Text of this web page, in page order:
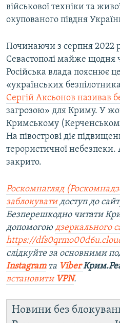
військової техніки та
окупованого півдня
Починаючи з серпня 2022
Севастополі майже щодня
Російська влада пояснює
«українських
Сергій Аксьонов називав
загрозою» для Криму. У
Кримському
На півострові діє
терористичної
закрито.
Роскомнагляд
заблокуватидоступ до
Безперешкодно читати
допомогою дзеркального
https://
слідкуйте за основними
Instagramта Viber
встановити VPN.
Новини без